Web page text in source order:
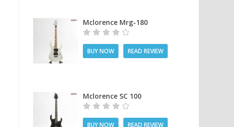
Mclorence Mrg-180
BUY NOW READ REVIEW
Mclorence SC 100
BUY NOW READ REVIEW